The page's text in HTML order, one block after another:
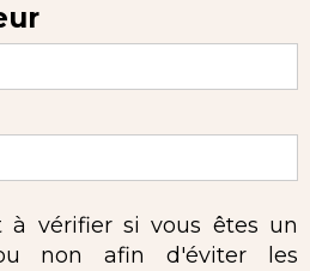
à vérifier si vous êtes un
non afin d'éviter les